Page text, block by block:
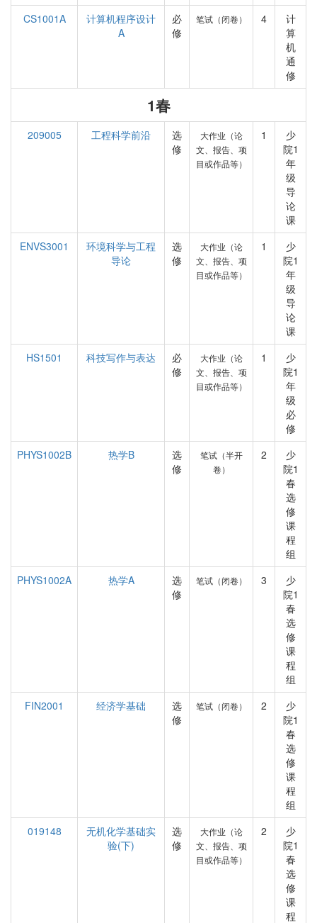
CS1001A
计算机程序设计
A
必
修
笔试（闭卷） 4
计
算
机
通
修
1春
209005 工程科学前沿
选
修
大作业（论
文、报告、项
目或作品等）
1
少
院1
年
级
导
论
课
ENVS3001
环境科学与工程
导论
选
修
大作业（论
文、报告、项
目或作品等）
1
少
院1
年
级
导
论
课
HS1501
科技写作与表达
必
修
大作业（论
文、报告、项
目或作品等）
1
少
院1
年
级
必
修
PHYS1002B
热学B
选
修
笔试（半开
卷）
2
少
院1
春
选
修
课
程
组
PHYS1002A
热学A
选
修
笔试（闭卷） 3
少
院1
春
选
修
课
程
组
FIN2001
经济学基础
选
修
笔试（闭卷） 2
少
院1
春
选
修
课
程
组
019148
无机化学基础实
验(下)
选
修
大作业（论
文、报告、项
目或作品等）
2
少
院1
春
选
修
课
程